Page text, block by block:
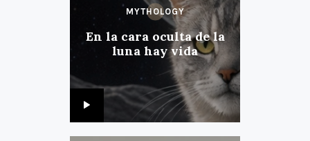
MYTHOLOGY
En la cara oculta de la
luna hay vida